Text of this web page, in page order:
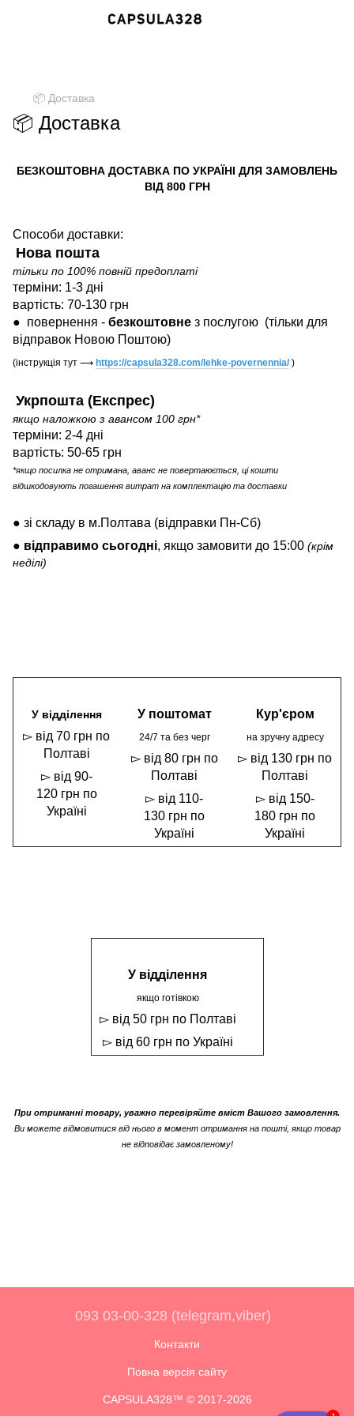
📦 Доставка
📦 Доставка
БЕЗКОШТОВНА ДОСТАВКА ПО УКРАЇНІ ДЛЯ ЗАМОВЛЕНЬ
ВІД 800 ГРН
Способи доставки:
Нова пошта
тільки по 100% повній предоплаті
терміни: 1-3 дні
вартість: 70-130 грн
● повернення - безкоштовне з послугою (тільки для
відправок Новою Поштою)
(інструкція тут ⟶ https://capsula328.com/lehke-povernennia/)
Укрпошта (Експрес)
якщо наложкою з авансом 100 грн*
терміни: 2-4 дні
вартість: 50-65 грн
*якщо посилка не отримана, аванс не повертаюється, ці кошти
відшкодовують погашення витрат на комплектацію та доставки
● зі складу в м.Полтава (відправки Пн-Сб)
● відправимо сьогодні, якщо замовити до 15:00 (крім
неділі)
У відділення
▻ від 70 грн по
Полтаві
▻ від 90-
120 грн по
Україні
У поштомат
24/7 та без черг
▻ від 80 грн по
Полтаві
▻ від 110-
130 грн по
Україні
Кур'єром
на зручну адресу
▻ від 130 грн по
Полтаві
▻ від 150-
180 грн по
Україні
У відділення
якщо готівкою
▻ від 50 грн по Полтаві
▻ від 60 грн по Україні
При отриманні товару, уважно перевіряйте вміст Вашого замовлення.
Ви можете відмовитися від нього в момент отримання на пошті, якщо товар
не відповідає замовленому!
093 03-00-328 (telegram,viber)
Контакти
Повна версія сайту
CAPSULA328™ © 2017-2026